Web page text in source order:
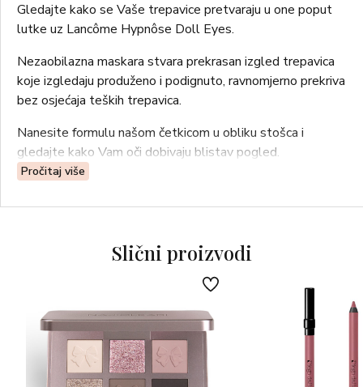
Gledajte kako se Vaše trepavice pretvaraju u one poput
lutke uz Lancôme Hypnôse Doll Eyes.
Nezaobilazna maskara stvara prekrasan izgled trepavica
koje izgledaju produženo i podignuto, ravnomjerno prekriva
bez osjećaja teških trepavica.
Nanesite formulu našom četkicom u obliku stošca i
gledajte kako Vam oči dobivaju blistav pogled.
Pročitaj više
Slični proizvodi